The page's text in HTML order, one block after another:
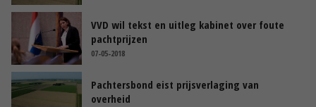
VVD wil tekst en uitleg kabinet over foute
pachtprijzen
07-05-2018
Pachtersbond eist prijsverlaging van
overheid